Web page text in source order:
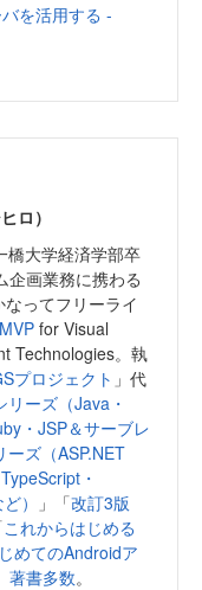
を活用する -
ロ）
橋大学経済学部卒
企画業務に携わる
ってフリーライ
for Visual
Technologies。執
プロジェクト 」代
リーズ（Java・
・JSP＆サーブレ
ーズ（ASP.NET
・
）
」「改訂3版
これからはじめる
めてのAndroidア
著書多数。